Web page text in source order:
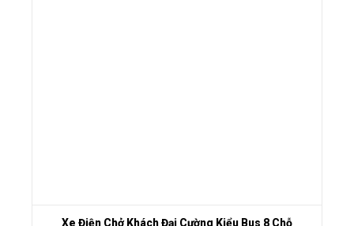
Xe Điện Chở Khách Đại Cường Kiểu Bus 8 Chỗ